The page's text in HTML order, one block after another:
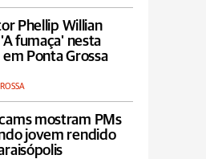
Phellip Willian
fumaça' nesta
Ponta Grossa
mostram PMs
jovem rendido